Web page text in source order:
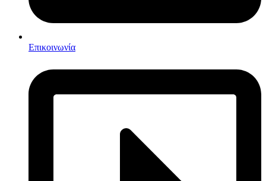
Επικοινωνία